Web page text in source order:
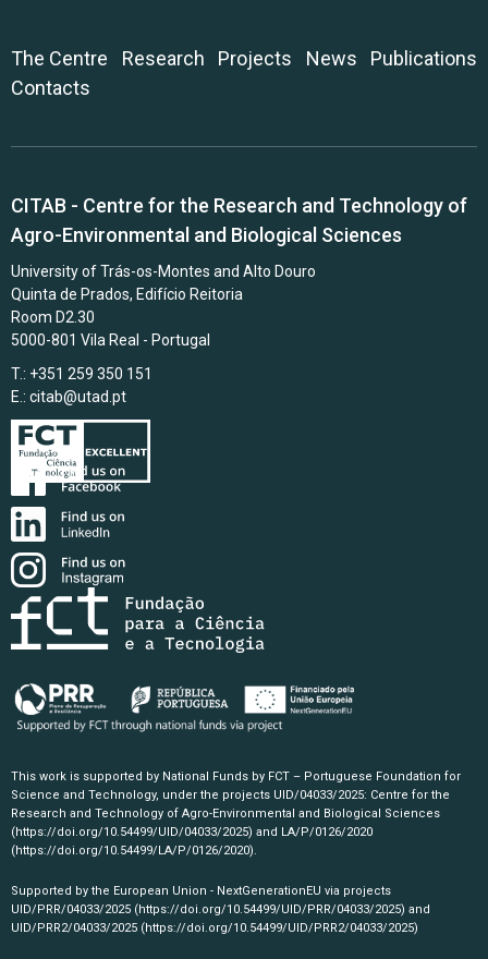
The Centre Research Projects News
Publications
Contacts
CITAB - Centre for the Research and Technology of
Agro-Environmental and Biological Sciences
University of Trás-os-Montes and Alto Douro
Quinta de Prados, Edifício Reitoria
Room D2.30
5000-801 Vila Real - Portugal
T.: +351 259 350 151
E.: citab@utad.pt
This work is supported by National Funds by FCT – Portuguese Foundation for
Science and Technology, under the projects UID/04033/2025: Centre for the
Research and Technology of Agro-Environmental and Biological Sciences
(https://doi.org/10.54499/UID/04033/2025) and LA/P/0126/2020
(https://doi.org/10.54499/LA/P/0126/2020).
Supported by the European Union - NextGenerationEU via projects
UID/PRR/04033/2025 (https://doi.org/10.54499/UID/PRR/04033/2025) and
UID/PRR2/04033/2025 (https://doi.org/10.54499/UID/PRR2/04033/2025)